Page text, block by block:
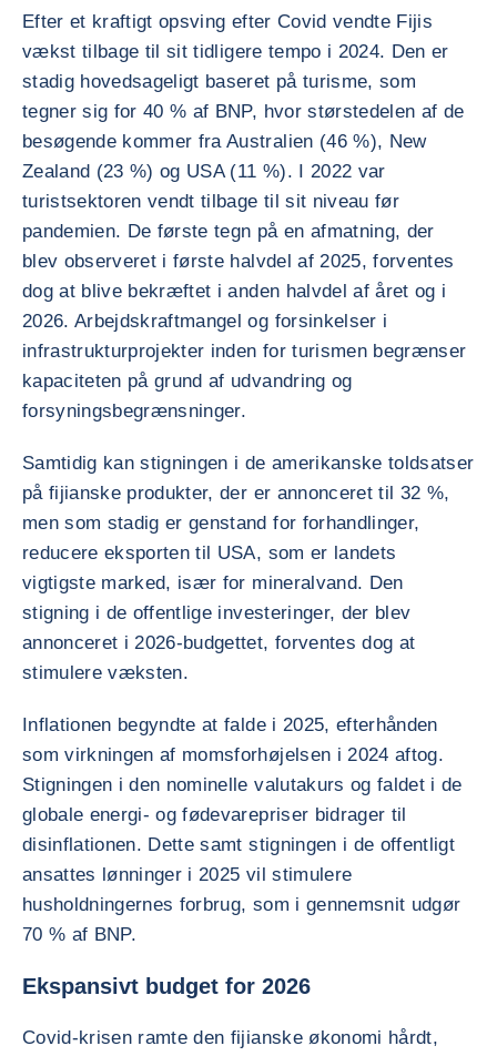
Efter et kraftigt opsving efter Covid vendte Fijis
vækst tilbage til sit tidligere tempo i 2024. Den er
stadig hovedsageligt baseret på turisme, som
tegner sig for 40 % af BNP, hvor størstedelen af de
besøgende kommer fra Australien (46 %), New
Zealand (23 %) og USA (11 %). I 2022 var
turistsektoren vendt tilbage til sit niveau før
pandemien. De første tegn på en afmatning, der
blev observeret i første halvdel af 2025, forventes
dog at blive bekræftet i anden halvdel af året og i
2026. Arbejdskraftmangel og forsinkelser i
infrastrukturprojekter inden for turismen begrænser
kapaciteten på grund af udvandring og
forsyningsbegrænsninger.
Samtidig kan stigningen i de amerikanske toldsatser
på fijianske produkter, der er annonceret til 32 %,
men som stadig er genstand for forhandlinger,
reducere eksporten til USA, som er landets
vigtigste marked, især for mineralvand. Den
stigning i de offentlige investeringer, der blev
annonceret i 2026-budgettet, forventes dog at
stimulere væksten.
Inflationen begyndte at falde i 2025, efterhånden
som virkningen af momsforhøjelsen i 2024 aftog.
Stigningen i den nominelle valutakurs og faldet i de
globale energi- og fødevarepriser bidrager til
disinflationen. Dette samt stigningen i de offentligt
ansattes lønninger i 2025 vil stimulere
husholdningernes forbrug, som i gennemsnit udgør
70 % af BNP.
Ekspansivt budget for 2026
Covid-krisen ramte den fijianske økonomi hårdt,